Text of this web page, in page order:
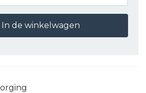
In de winkelwagen